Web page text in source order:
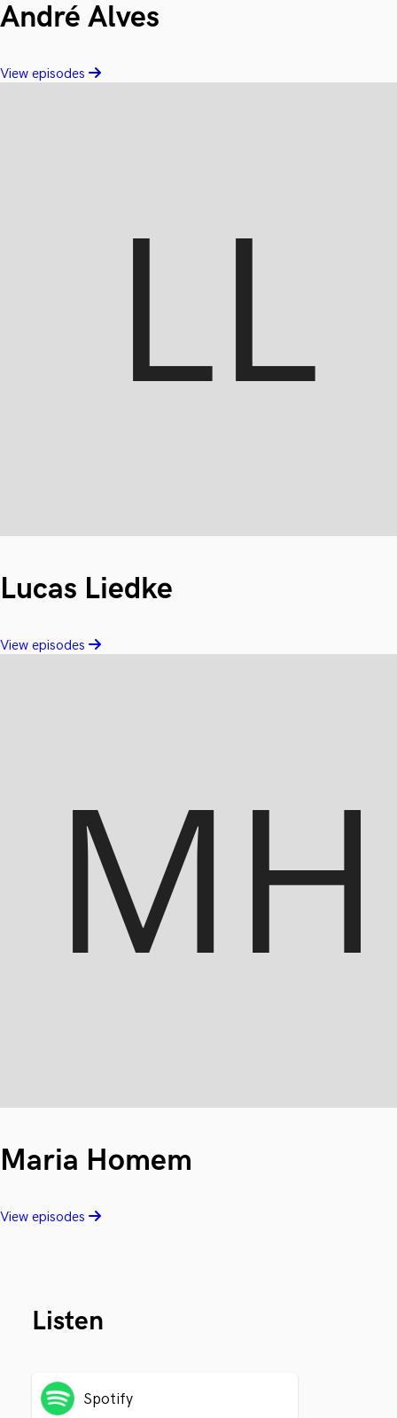
André Alves
View episodes
Lucas Liedke
View episodes
Maria Homem
View episodes
Listen
Spotify